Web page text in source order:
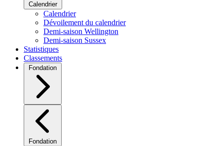
Calendrier
Calendrier
Dévoilement du calendrier
Demi-saison Wellington
Demi-saison Sussex
Statistiques
Classements
Fondation
Fondation